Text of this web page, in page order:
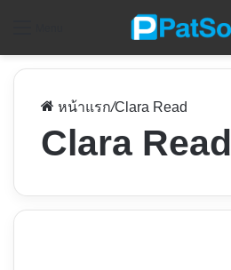
หน้าแรก/Clara Read
Clara Read